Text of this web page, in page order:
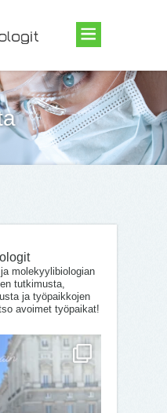
molekyylibiologian
tutkimusta,
ja työpaikkojen
avoimet työpaikat!